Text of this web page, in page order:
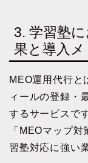
3. 学習塾
果と導入メ
MEO運用代行と
ィールの登録・
するサービスで
「MEOマップ
習塾対応に強い